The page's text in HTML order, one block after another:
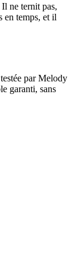
ne ternit pas,
en temps, et il
par Melody
garanti, sans